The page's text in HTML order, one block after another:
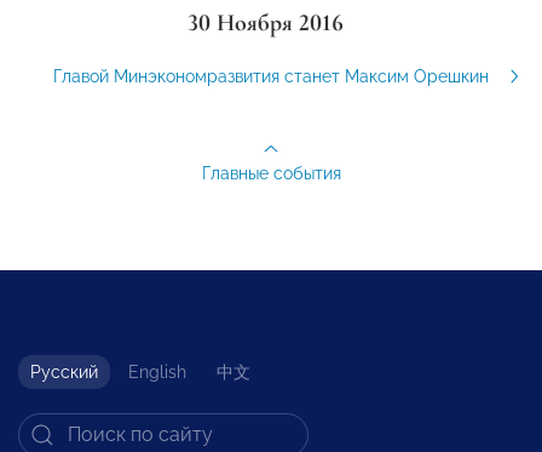
30 Ноября 2016
Главой Минэкономразвития станет Максим Орешкин
Главные события
Русский English 中文